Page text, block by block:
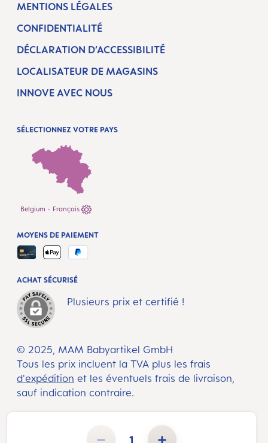
Quantité de produit : Entrez la quantité souhaitée ou utilisez les boutons pour augmenter ou diminuer la
MENTIONS LÉGALES
CONFIDENTIALITÉ
DÉCLARATION D’ACCESSIBILITÉ
LOCALISATEUR DE MAGASINS
INNOVE AVEC NOUS
SÉLECTIONNEZ VOTRE PAYS
Belgium - Français
© 2025, MAM Babyartikel GmbH
Tous les prix incluent la TVA plus les frais
d'expédition et les éventuels frais de livraison,
sauf indication contraire.
ACHAT SÉCURISÉ
Plusieurs prix et certifié !
MOYENS DE PAIEMENT